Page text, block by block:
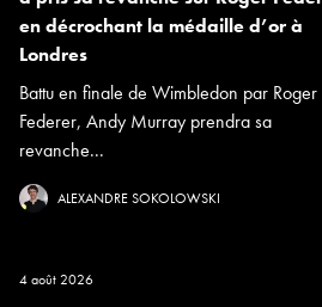
en décrochant la médaille d’or à
Londres
Battu en finale de Wimbledon par Roger
Federer, Andy Murray prendra sa
revanche...
ALEXANDRE SOKOLOWSKI
4 août 2026